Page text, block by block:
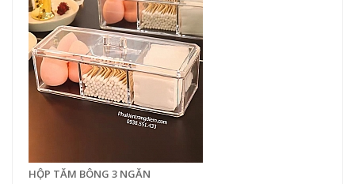
HỘP TĂM BÔNG 3 NGĂN